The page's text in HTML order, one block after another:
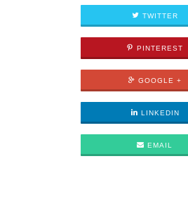
TWITTER
PINTEREST
GOOGLE +
LINKEDIN
EMAIL